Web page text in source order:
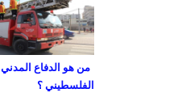
من هو الدفاع المدني
الفلسطيني ؟